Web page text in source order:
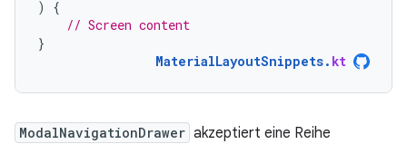
)
{
// Screen content
}
MaterialLayoutSnippets. kt
ModalNavigationDrawer akzeptiert eine Reihe